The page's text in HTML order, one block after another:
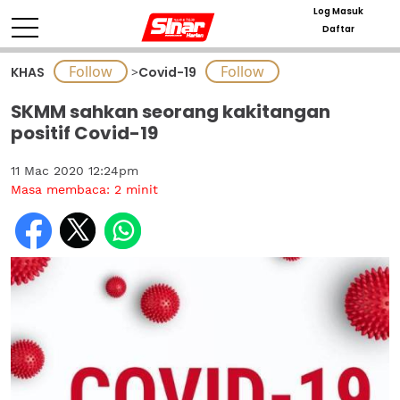
Log Masuk
Daftar
KHAS >Covid-19
SKMM sahkan seorang kakitangan
positif Covid-19
11 Mac 2020 12:24pm
Masa membaca: 2 minit